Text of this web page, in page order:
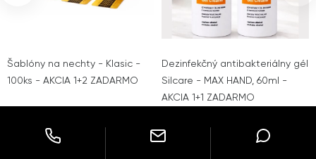
Šablóny na nechty - Klasic -
100ks - AKCIA 1+2 ZADARMO
Dezinfekčný antibakteriálny gél
Silcare - MAX HAND, 60ml -
AKCIA 1+1 ZADARMO